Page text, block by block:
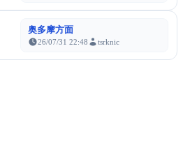
奥多摩方面
26/07/31 22:48 tsrknic